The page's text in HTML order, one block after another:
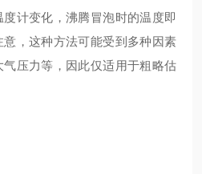
计变化，沸腾冒泡时的温度即
，这种方法可能受到多种因素
压力等，因此仅适用于粗略估